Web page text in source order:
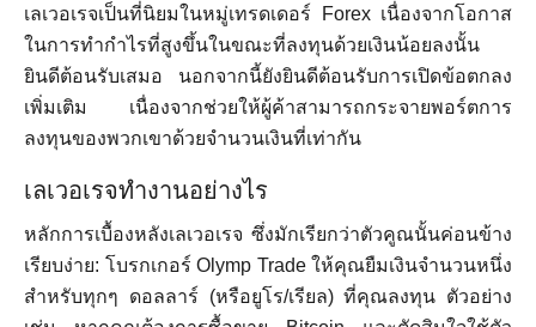
เลเวอเรจเป็นที่นิยมในหมู่เทรดเดอร์ Forex เนื่องจากโอกาส
ในการทำกำไรที่สูงขึ้นในขณะที่ลงทุนด้วยเงินน้อยลงนั้น
ยินดีต้อนรับเสมอ นอกจากนี้ยังยินดีต้อนรับการเปิดข้อตกลง
เพิ่มเติม เนื่องจากช่วยให้ผู้ค้าสามารถกระจายพอร์ตการ
ลงทุนของพวกเขาด้วยจำนวนเงินที่เท่ากัน
เลเวอเรจทำงานอย่างไร
หลักการเบื้องหลังเลเวอเรจ ซึ่งมักเรียกว่าตัวคูณนั้นค่อนข้าง
เรียบง่าย: โบรกเกอร์ Olymp Trade ให้คุณยืมเงินจำนวนหนึ่ง
สำหรับทุกๆ ดอลลาร์ (หรือยูโร/เรียล) ที่คุณลงทุน ตัวอย่าง